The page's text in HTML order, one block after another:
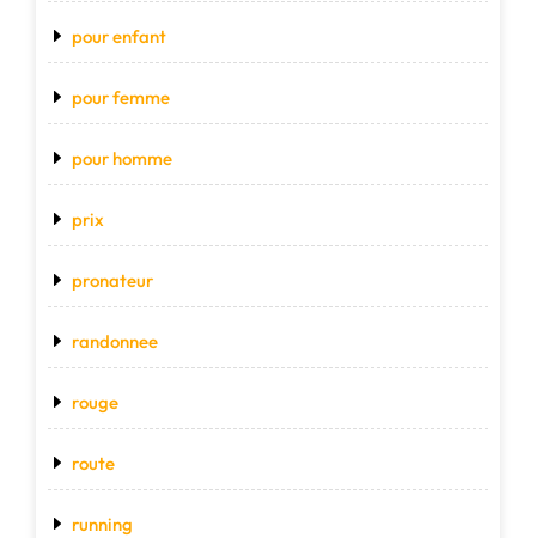
pour enfant
pour femme
pour homme
prix
pronateur
randonnee
rouge
route
running